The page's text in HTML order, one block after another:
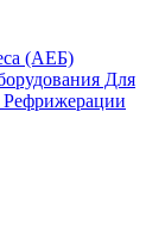
(АЕБ)
Для